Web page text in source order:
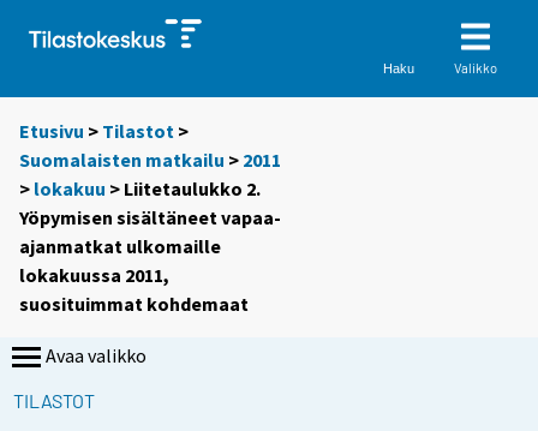
Haku Valikko
Etusivu > Tilastot >
Suomalaisten matkailu > 2011
> lokakuu > Liitetaulukko 2.
Yöpymisen sisältäneet vapaa-
ajanmatkat ulkomaille
lokakuussa 2011,
suosituimmat kohdemaat
Avaa valikko
TILASTOT